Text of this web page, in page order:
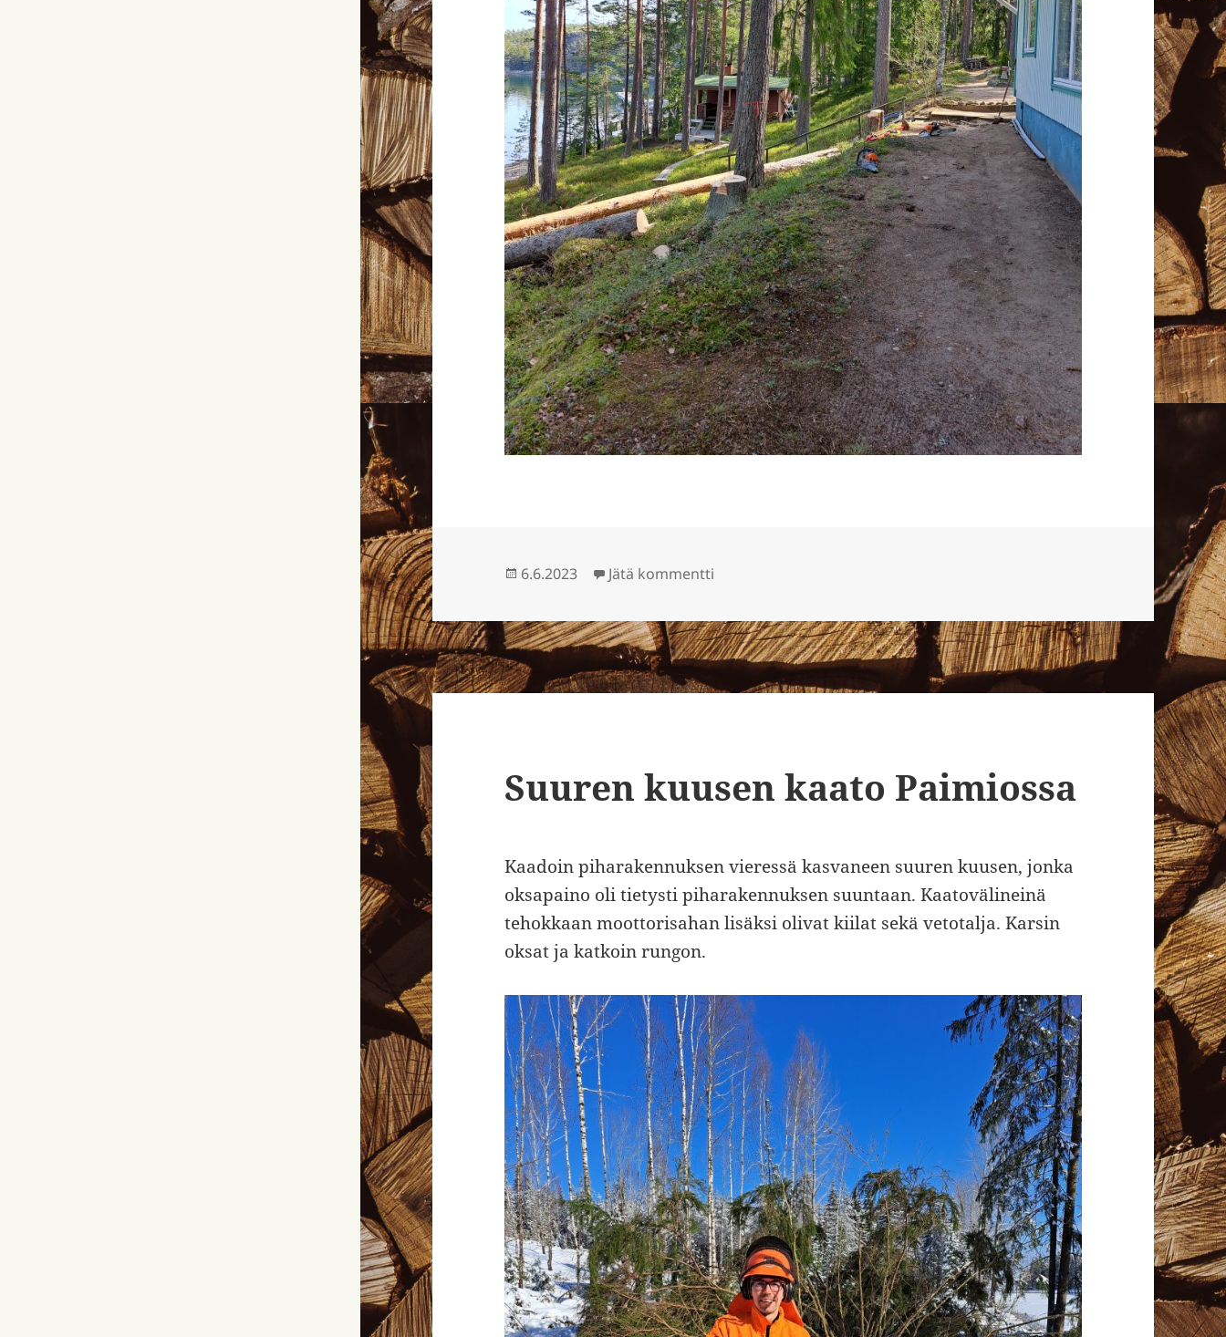
Julkaistu
6.6.2023 Jätä kommentti
Suuren kuusen kaato Paimiossa
Kaadoin piharakennuksen vieressä kasvaneen suuren kuusen, jonka
oksapaino oli tietysti piharakennuksen suuntaan. Kaatovälineinä
tehokkaan moottorisahan lisäksi olivat kiilat sekä vetotalja. Karsin
oksat ja katkoin rungon.